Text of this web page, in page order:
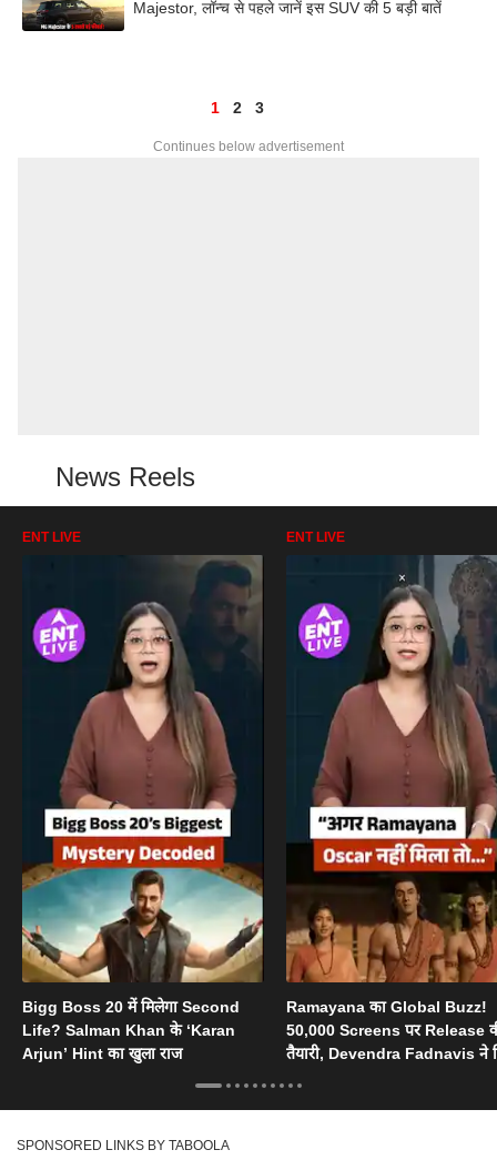
Majestor, लॉन्च से पहले जानें इस SUV की 5 बड़ी बातें
1 2 3
Continues below advertisement
News Reels
ENT LIVE
Bigg Boss 20 में मिलेगा Second
Life? Salman Khan के ‘Karan
Arjun’ Hint का खुला राज
ENT LIVE
Ramayana का Global Buzz!
50,000 Screens पर Release
तैयारी, Devendra Fadnavis ने
SPONSORED LINKS BY TABOOLA